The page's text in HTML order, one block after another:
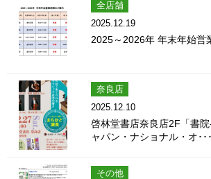
全店舗
2025.12.19
2025～2026年 年末年始営
奈良店
2025.12.10
啓林堂書店奈良店2F「書
ャパン・ナショナル・オ･･･
その他